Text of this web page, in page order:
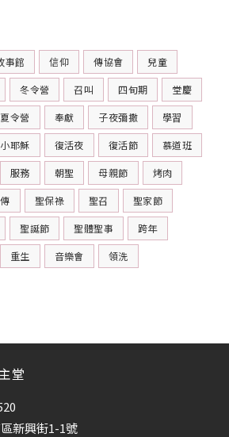
事館 信仰 傳協會 兒童
冬令營 召叫 四旬期 堂慶
夏令營 奉獻 子夜彌撒 學習
小耶穌 復活夜 復活節 慕道班
服務 朝聖 母親節 烤肉
聖保祿 聖召 聖家節
聖誕節 聖體聖事 跨年
重生 音樂會 領洗
堂
新興街1-1號